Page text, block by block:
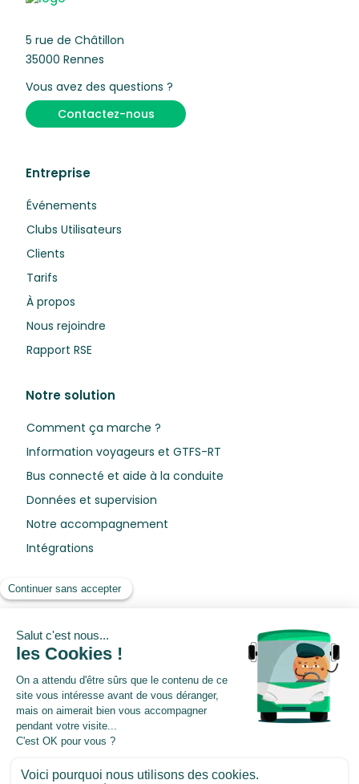
5 rue de Châtillon
35000 Rennes
Vous avez des questions ?
Contactez-nous
Entreprise
Événements
Clubs Utilisateurs
Clients
Tarifs
À propos
Nous rejoindre
Rapport RSE
Notre solution
Comment ça marche ?
Information voyageurs et GTFS-RT
Bus connecté et aide à la conduite
Données et supervision
Notre accompagnement
Intégrations
Ressources
Livres blancs
Webinars
Centre de préférences
©2026 Pysae. All rights reserved. Mentions légales